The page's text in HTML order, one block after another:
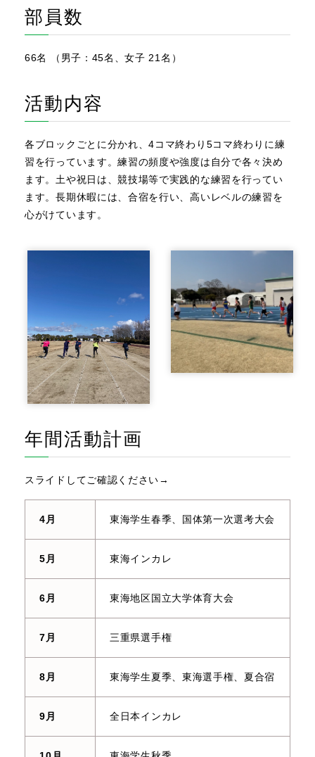
部員数
66名 （男子：45名、女子 21名）
活動内容
各ブロックごとに分かれ、4コマ終わり5コマ終わりに練
習を行っています。練習の頻度や強度は自分で各々決め
ます。土や祝日は、競技場等で実践的な練習を行ってい
ます。長期休暇には、合宿を行い、高いレベルの練習を
心がけています。
年間活動計画
スライドしてご確認ください→
4月 東海学生春季、国体第一次選考大会
5月 東海インカレ
6月 東海地区国立大学体育大会
7月 三重県選手権
8月 東海学生夏季、東海選手権、夏合宿
9月 全日本インカレ